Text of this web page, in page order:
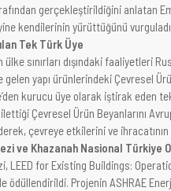
gerçekleştirildiğini anlatan
kendilerinin yürüttüğünü
Tek Türk Üye
sınırları dışındaki faaliyetleri
yapı ürünlerindeki Çevresel
kurucu üye olarak iştirak eden
Çevresel Ürün Beyanlarını
çevreye etkilerini ve
ve Khazanah Nasional Türkiye
LEED for Existing Buildings:
Projenin ASHRAE